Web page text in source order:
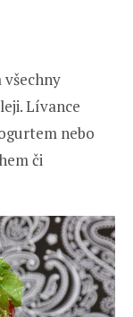
Lívance
nebo
či